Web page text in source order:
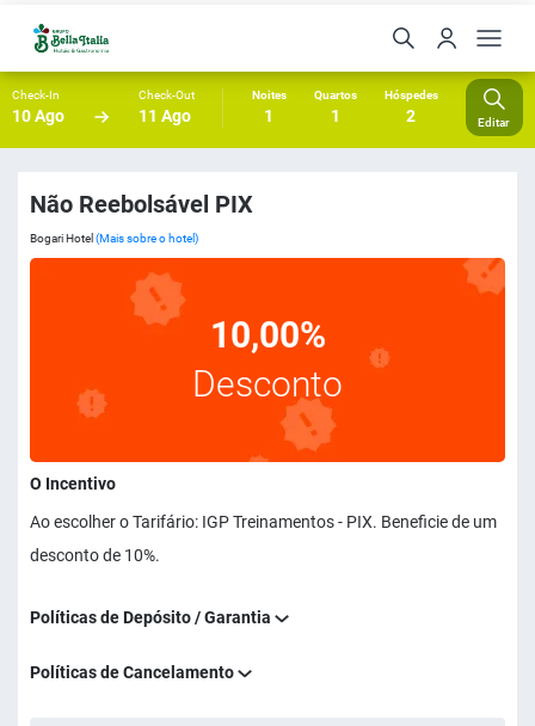
Check-In
10 Ago
Check-Out
11 Ago
Noites
1
Quartos
1
Hóspedes
2 Editar
Não Reebolsável PIX
Bogari Hotel (Mais sobre o hotel)
10,00%
Desconto
O Incentivo
Ao escolher o Tarifário: IGP Treinamentos - PIX. Beneficie de um
desconto de 10%.
Políticas de Depósito / Garantia
Políticas de Cancelamento